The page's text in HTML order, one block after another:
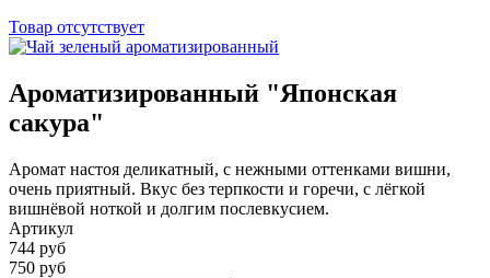
Товар отсутствует
Ароматизированный "Японская
сакура"
Аромат настоя деликатный, с нежными оттенками вишни,
очень приятный. Вкус без терпкости и горечи, с лёгкой
вишнёвой ноткой и долгим послевкусием.
Артикул
744 руб
750 руб